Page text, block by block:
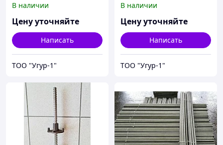
В наличии
Цену уточняйте
Написать
ТОО "Угур-1"
В наличии
Цену уточняйте
Написать
ТОО "Угур-1"